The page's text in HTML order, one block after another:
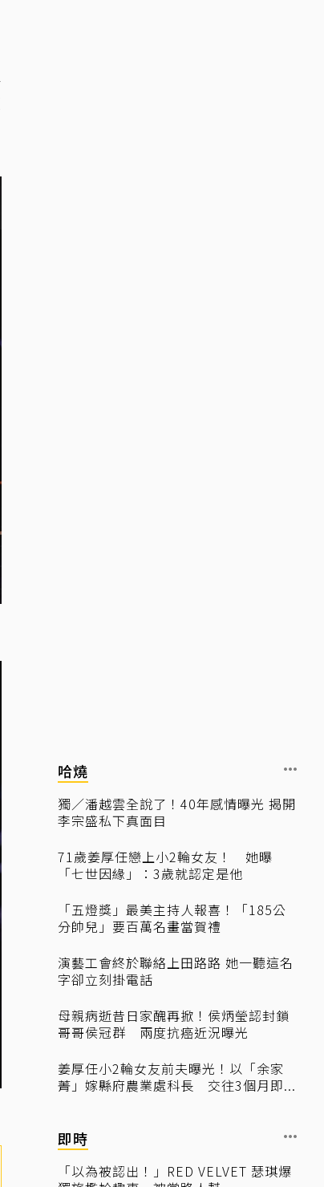
哈燒
獨／潘越雲全說了！40年感情曝光 揭開
李宗盛私下真面目
71歲姜厚任戀上小2輪女友！ 她曝
「七世因緣」：3歲就認定是他
「五燈獎」最美主持人報喜！「185公
分帥兒」要百萬名畫當賀禮
演藝工會終於聯絡上田路路 她一聽這名
字卻立刻掛電話
母親病逝昔日家醜再掀！侯炳瑩認封鎖
哥哥侯冠群 兩度抗癌近況曝光
姜厚任小2輪女友前夫曝光！以「余家
菁」嫁縣府農業處科長 交往3個月即...
即時
「以為被認出！」RED VELVET 瑟琪爆